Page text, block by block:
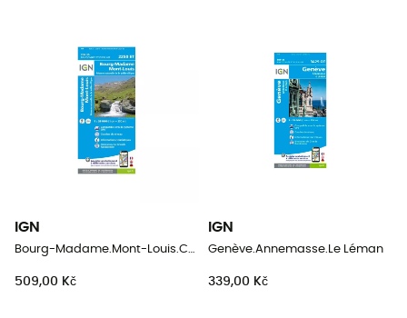
IGN
Bourg-Madame.Mont-Louis.Col De La Perche
509,00 Kč
IGN
Genève.Annemasse.Le Léman
339,00 Kč